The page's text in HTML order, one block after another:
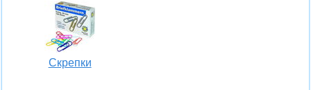
Скрепки